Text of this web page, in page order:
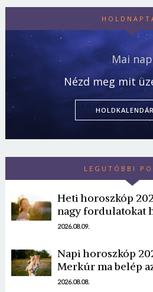
Mai nap
Nézd meg mit
LEGUTÓBBI
Heti horoszkóp
nagy fordulatokat
2026.08.09.
Napi horoszkóp
Merkúr ma belép
2026.08.08.
Borsonline